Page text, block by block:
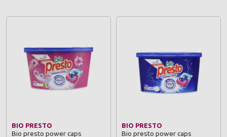
BIO PRESTO
Bio presto power caps
BIO PRESTO
Bio presto power caps